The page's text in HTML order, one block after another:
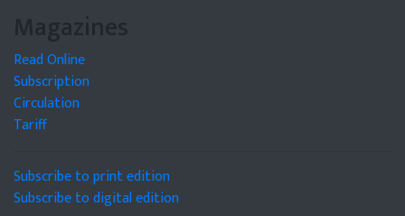
Magazines
Read Online
Subscription
Circulation
Tariff
Subscribe to print edition
Subscribe to digital edition